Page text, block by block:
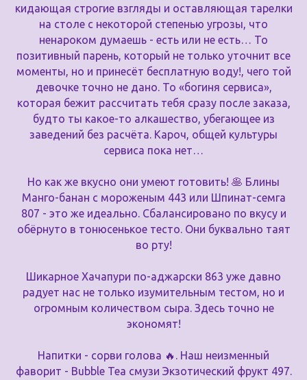
кидающая строгие взгляды и оставляющая тарелки
на столе с некоторой степенью угрозы, что
ненароком думаешь - есть или не есть… То
позитивный парень, который не только уточнит все
моменты, но и принесёт бесплатную воду!, чего той
девочке точно не дано. То «богиня сервиса»,
которая бежит рассчитать тебя сразу после заказа,
будто ты какое-то алкашество, убегающее из
заведений без расчёта. Кароч, общей культуры
сервиса пока нет…
Но как же вкусно они умеют готовить! 🥞 Блины
Манго-банан с мороженым 443 или Шпинат-семга
807 - это же идеально. Сбалансировано по вкусу и
обёрнуто в тонюсенькое тесто. Они буквально таят
во рту!
Шикарное Хачапури по-аджарски 863 уже давно
радует нас не только изумительным тестом, но и
огромным количеством сыра. Здесь точно не
экономят!
Напитки - сорви голова 🔥. Наш неизменный
фаворит - Bubble Tea смузи Экзотический фрукт 497.